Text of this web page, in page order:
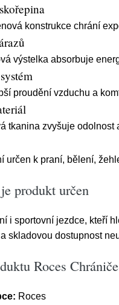
konstrukce chrání
výstelka absorbuje
proudění vzduchu a
tkanina zvyšuje odolnost
určen k praní, bělení,
produkt určen
i sportovní jezdce, kteří
skladovou dostupnost
Roces
Roces